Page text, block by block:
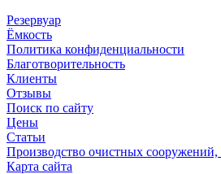
Резервуар
Ёмкость
Политика конфиденциальности
Благотворительность
Клиенты
Отзывы
Поиск по сайту
Цены
Статьи
Производство очистных сооружений,
Карта сайта